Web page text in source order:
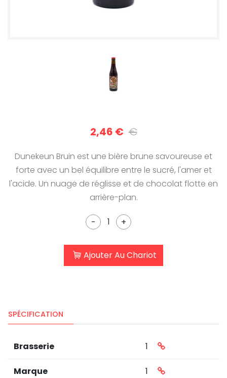
2,46 € €
Dunekeun Bruin est une bière brune savoureuse et
forte avec un bel équilibre entre le sucré, l'amer et
l'acide. Un nuage de réglisse et de chocolat flotte en
arrière-plan.
- +
Ajouter Au Chariot
SPÉCIFICATION
Brasserie 1
Marque 1